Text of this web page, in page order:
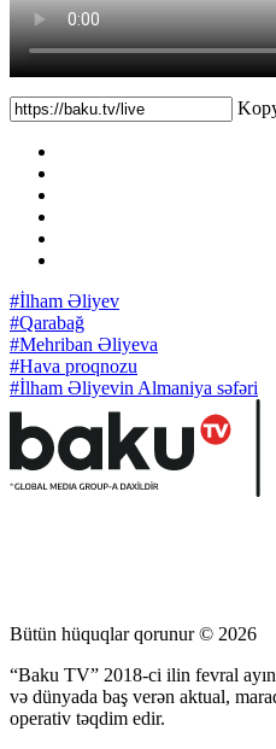
#İlham Əliyev
#Qarabağ
#Mehriban Əliyeva
#Hava proqnozu
#İlham Əliyevin Almaniya səfəri
Bütün hüquqlar qorunur © 2026
“Baku TV” 2018-ci ilin fevral
və dünyada baş verən aktual,
operativ təqdim edir.